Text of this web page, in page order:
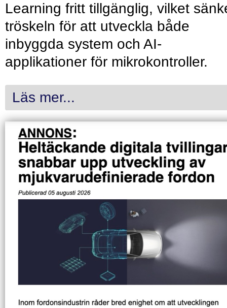
Learning fritt tillgänglig, vilket
tröskeln för att utveckla både
inbyggda system och AI-
applikationer för mikrokontroller.
Läs mer...